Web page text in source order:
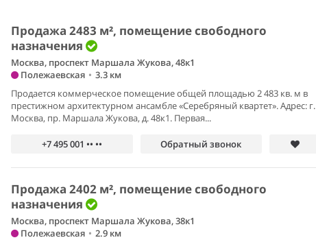
Продажа 2483 м², помещение свободного
назначения
Москва, проспект Маршала Жукова, 48к1
Полежаевская • 3.3 км
Продается коммерческое помещение общей площадью 2 483 кв. м в
престижном архитектурном ансамбле «Серебряный квартет». Адрес: г.
Москва, пр. Маршала Жукова, д. 48к1. Первая...
+7 495 001 •• •• Обратный звонок
Продажа 2402 м², помещение свободного
назначения
Москва, проспект Маршала Жукова, 38к1
Полежаевская • 2.9 км